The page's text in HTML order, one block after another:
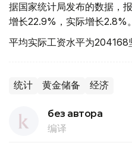
据国家统计局发布的数据，
增长22.9%，实际增长2.8%。
平均实际工资水平为204168
统计 黄金储备 经济
без автора
编译